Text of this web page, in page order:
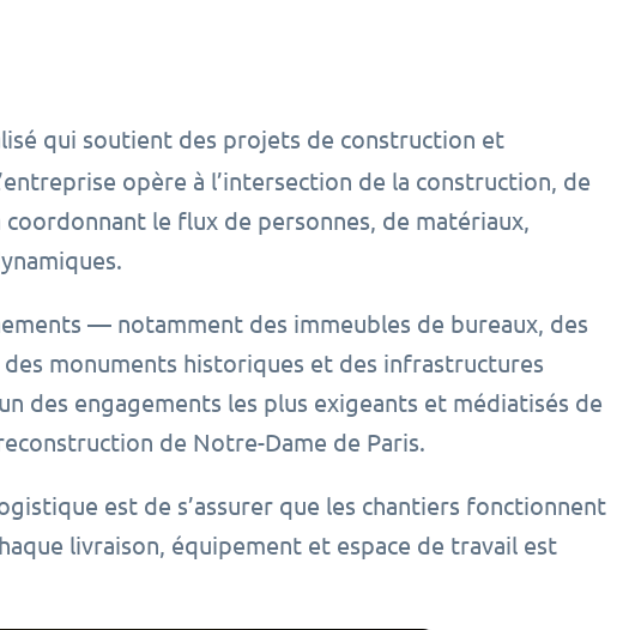
qui soutient des projets de construction et
opère à l’intersection de la construction, de
le flux de personnes, de matériaux,
— notamment des immeubles de bureaux, des
monuments historiques et des infrastructures
des engagements les plus exigeants et médiatisés de
de Notre-Dame de Paris.
est de s’assurer que les chantiers fonctionnent
livraison, équipement et espace de travail est